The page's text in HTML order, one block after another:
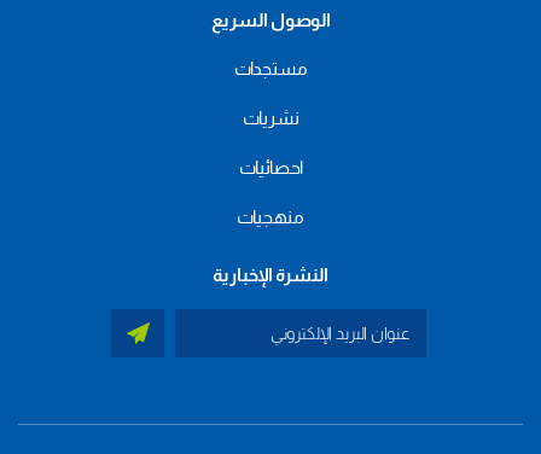
الوصول السريع
مستجدات
نشريات
احصائيات
منهجيات
النشرة الإخبارية